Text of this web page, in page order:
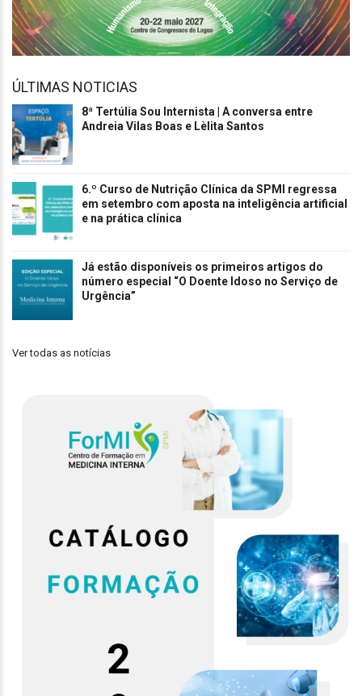
ÚLTIMAS NOTICIAS
8ª Tertúlia Sou Internista | A conversa entre
Andreia Vilas Boas e Lèlita Santos
6.º Curso de Nutrição Clínica da SPMI regressa
em setembro com aposta na inteligência artificial
e na prática clínica
Já estão disponíveis os primeiros artigos do
número especial “O Doente Idoso no Serviço de
Urgência”
Ver todas as notícias